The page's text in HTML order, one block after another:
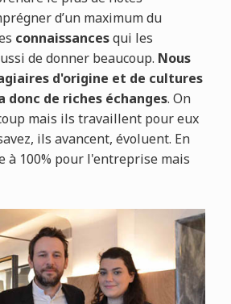
d’un maximum du
connaissancesqui les
de donner beaucoup. Nous
d'origine et de cultures
donc de riches échanges. On
mais ils travaillent pour eux
ils avancent, évoluent. En
à 100% pour l'entreprise mais